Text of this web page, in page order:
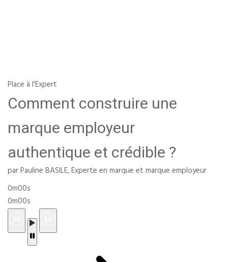
Place à l'Expert
Comment construire une
marque employeur
authentique et crédible ?
par Pauline BASILE, Experte en marque et marque employeur
0m00s
0m00s